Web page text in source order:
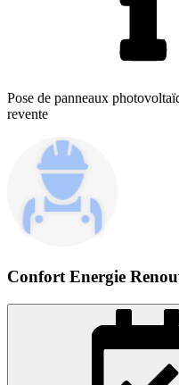
Pose de panneaux
revente
Confort Energie